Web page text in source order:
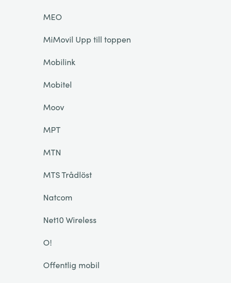
MEO
MiMovil Upp till toppen
Mobilink
Mobitel
Moov
MPT
MTN
MTS Trådlöst
Natcom
Net10 Wireless
O!
Offentlig mobil